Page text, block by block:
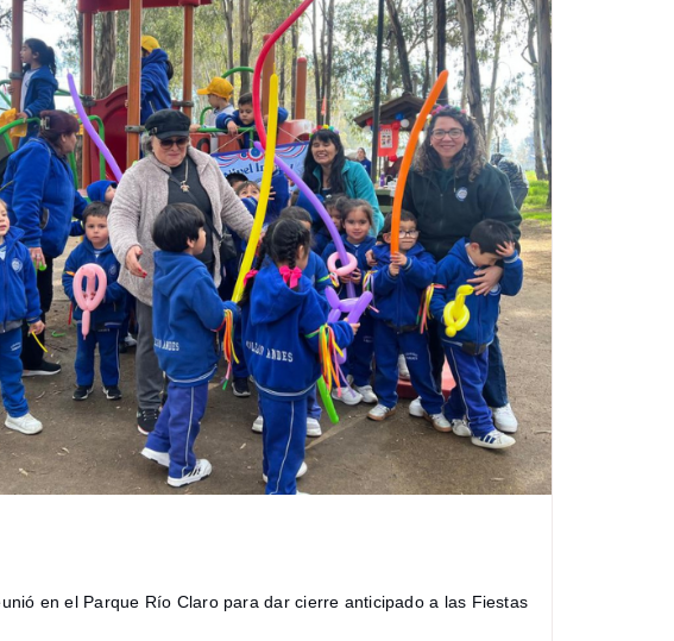
en el Parque Río Claro para dar cierre anticipado a las Fiestas